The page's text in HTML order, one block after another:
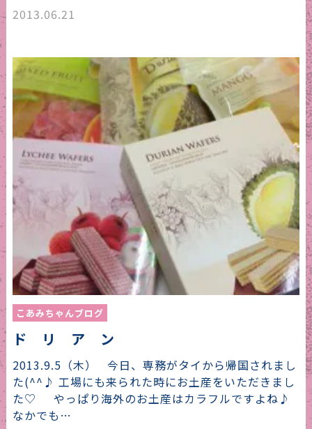
2013.06.21
こあみちゃんブログ
ド リ ア ン
2013.9.5（木） 今日、専務がタイから帰国されまし
た(^^♪ 工場にも来られた時にお土産をいただきまし
た♡ やっぱり海外のお土産はカラフルですよね♪
なかでも…